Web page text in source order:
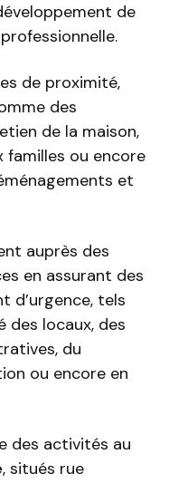
de
de proximité,
des
de la maison,
familles ou encore
et
auprès des
en assurant des
d’urgence, tels
des locaux, des
du
ou encore en
des activités au
, situés rue